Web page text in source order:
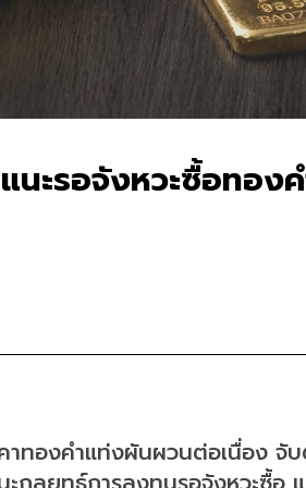
ะรอจังหวะซื้อทองค
ทองคำแท่งผันผวนต่อเนื่อง จับ